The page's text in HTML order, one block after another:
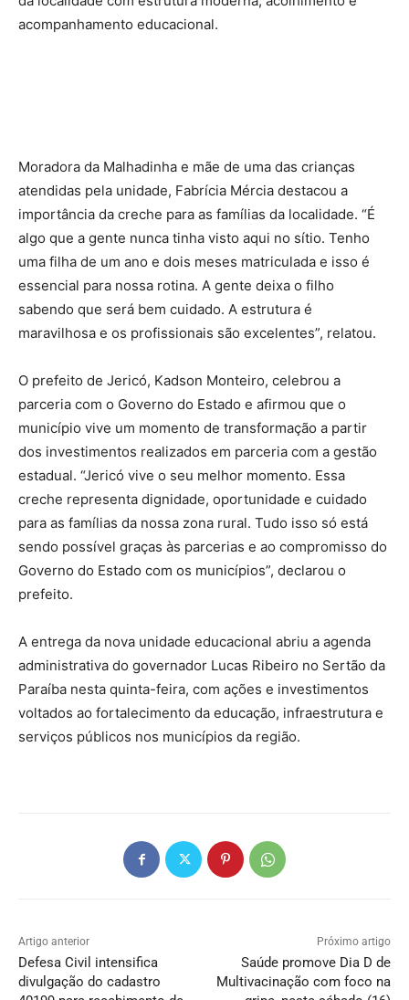
acompanhamento educacional.
Moradora da Malhadinha e mãe de uma das crianças
atendidas pela unidade, Fabrícia Mércia destacou a
importância da creche para as famílias da localidade. “É
algo que a gente nunca tinha visto aqui no sítio. Tenho
uma filha de um ano e dois meses matriculada e isso é
essencial para nossa rotina. A gente deixa o filho
sabendo que será bem cuidado. A estrutura é
maravilhosa e os profissionais são excelentes”, relatou.
O prefeito de Jericó, Kadson Monteiro, celebrou a
parceria com o Governo do Estado e afirmou que o
município vive um momento de transformação a partir
dos investimentos realizados em parceria com a gestão
estadual. “Jericó vive o seu melhor momento. Essa
creche representa dignidade, oportunidade e cuidado
para as famílias da nossa zona rural. Tudo isso só está
sendo possível graças às parcerias e ao compromisso do
Governo do Estado com os municípios”, declarou o
prefeito.
A entrega da nova unidade educacional abriu a agenda
administrativa do governador Lucas Ribeiro no Sertão da
Paraíba nesta quinta-feira, com ações e investimentos
voltados ao fortalecimento da educação, infraestrutura e
serviços públicos nos municípios da região.
Artigo anterior
Defesa Civil intensifica
divulgação do cadastro
Próximo artigo
Saúde promove Dia D de
Multivacinação com foco na